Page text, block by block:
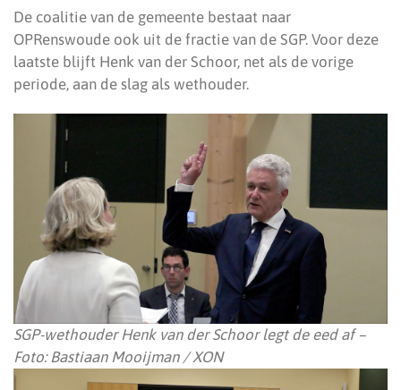
De coalitie van de gemeente bestaat naar
OPRenswoude ook uit de fractie van de SGP. Voor deze
laatste blijft Henk van der Schoor, net als de vorige
periode, aan de slag als wethouder.
SGP-wethouder Henk van der Schoor legt de eed af –
Foto: Bastiaan Mooijman / XON